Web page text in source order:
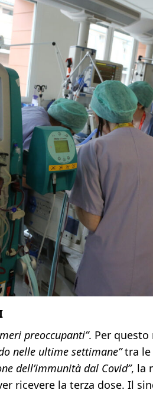
preoccupanti”. Per
nelle ultime settimane”tra le
dell’immunità dal Covid”, la
ricevere la terza dose. Il